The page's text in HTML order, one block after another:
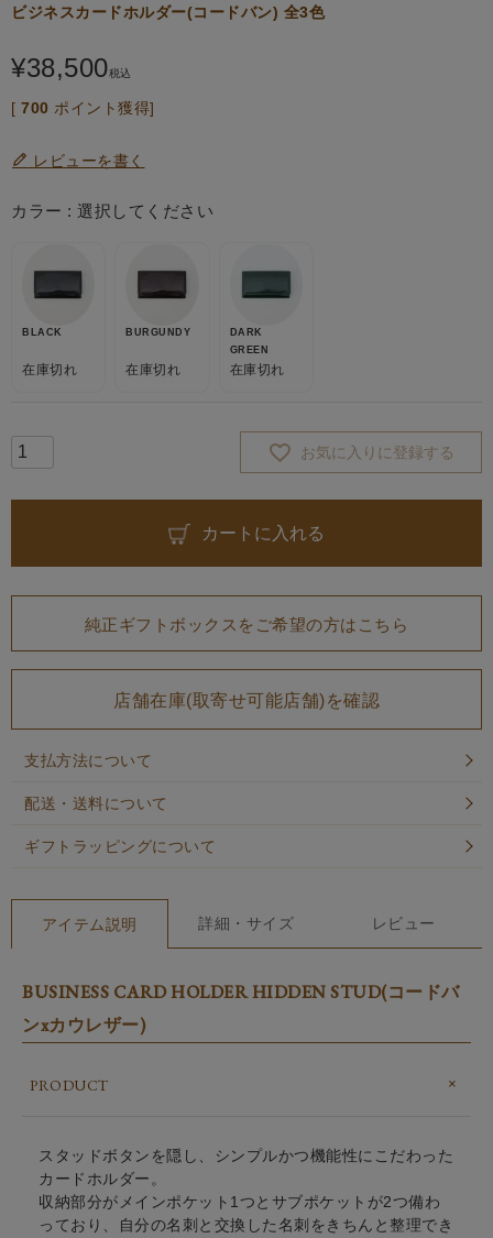
ビジネスカードホルダー(コードバン) 全3色
¥38,500税込
[ 700 ポイント獲得]
レビューを書く
カラー 選択してください
BLACK
在庫切れ
BURGUNDY
在庫切れ
DARK
GREEN
在庫切れ
お気に入りに登録する
カートに入れる
純正ギフトボックスをご希望の方はこちら
店舗在庫(取寄せ可能店舗)を確認
支払方法について
配送・送料について
ギフトラッピングについて
アイテム説明 詳細・サイズ レビュー
BUSINESS CARD HOLDER HIDDEN STUD(コードバ
ンxカウレザー)
PRODUCT
スタッドボタンを隠し、シンプルかつ機能性にこだわった
カードホルダー。
収納部分がメインポケット1つとサブポケットが2つ備わ
っており、自分の名刺と交換した名刺をきちんと整理でき